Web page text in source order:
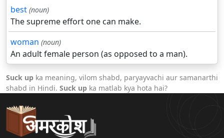
best (noun)
The supreme effort one can make.
woman (noun)
An adult female person (as opposed to a man).
Suck up ka meaning, vilom shabd, paryayvachi aur samanarthi
shabd in Hindi. Suck up ka matlab kya hota hai?